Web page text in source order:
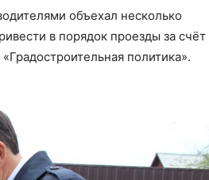
объехал несколько
в порядок проезды за счёт
политика».